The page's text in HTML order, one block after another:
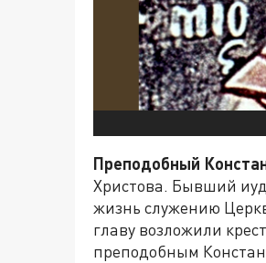
Преподобный
Христова. Бывший
жизнь служению
главу возложили
преподобным